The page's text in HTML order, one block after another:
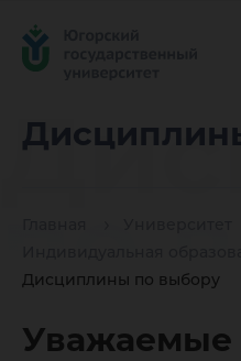
Дисциплины по выбору
по
Уважаемые